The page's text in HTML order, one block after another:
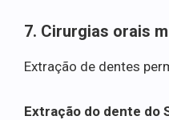
7. Cirurgias orais
Extração de dentes
Extração do dente do